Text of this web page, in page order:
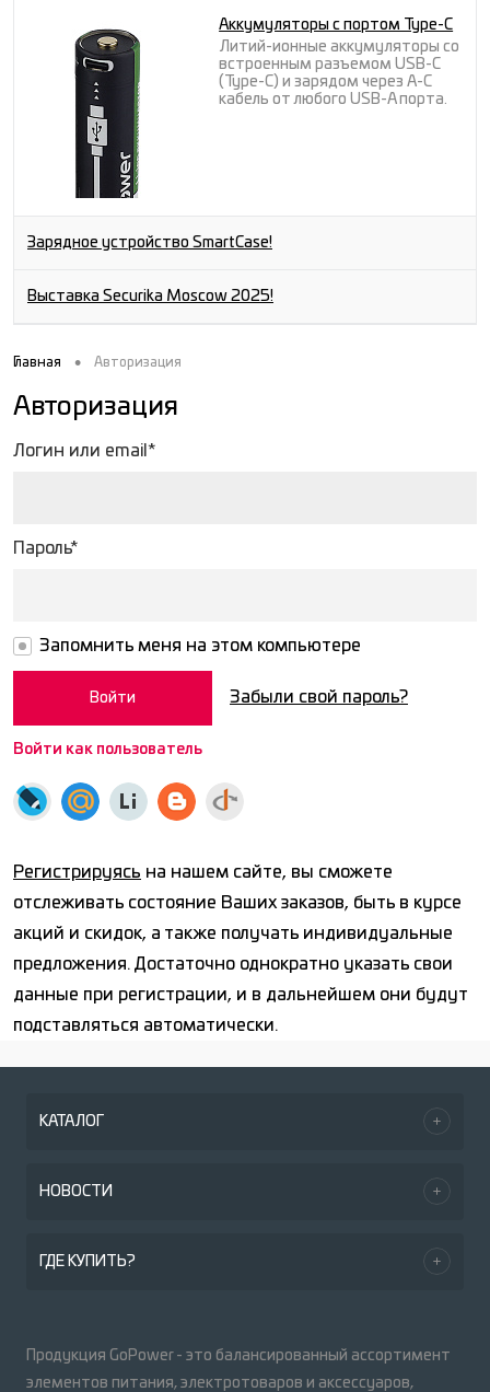
Аккумуляторы с портом Type-C
Литий-ионные аккумуляторы со
встроенным разъемом USB-C
(Type-C) и зарядом через A-C
кабель от любого USB-A порта.
Зарядное устройство SmartCase!
Выставка Securika Moscow 2025!
Главная • Авторизация
Авторизация
Логин или email*
Пароль*
Запомнить меня на этом компьютере
Забыли свой пароль?
Войти как пользователь
Регистрируясь на нашем сайте, вы сможете
отслеживать состояние Ваших заказов, быть в курсе
акций и скидок, а также получать индивидуальные
предложения. Достаточно однократно указать свои
данные при регистрации, и в дальнейшем они будут
подставляться автоматически.
КАТАЛОГ
НОВОСТИ
ГДЕ КУПИТЬ?
Продукция GoPower - это балансированный ассортимент
элементов питания, электротоваров и аксессуаров,